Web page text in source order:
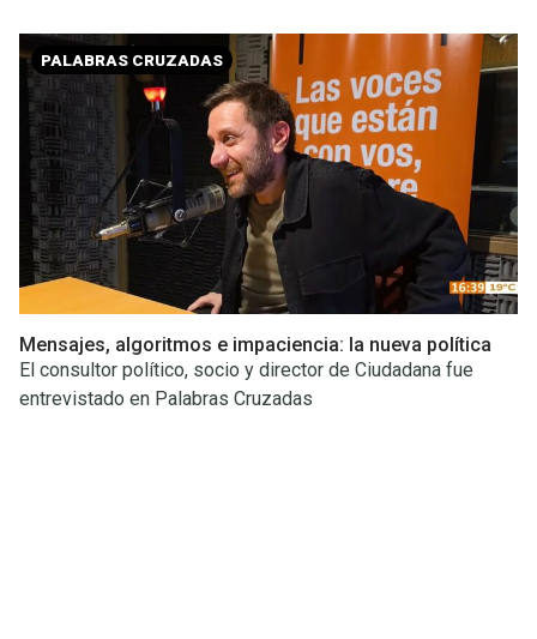
PALABRAS CRUZADAS
Mensajes, algoritmos e impaciencia: la nueva política
El consultor político, socio y director de Ciudadana fue
entrevistado en Palabras Cruzadas